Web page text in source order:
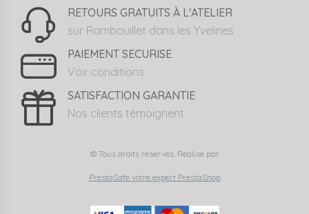
RETOURS GRATUITS À L'ATELIER
sur Rambouillet dans les Yvelines
PAIEMENT SECURISE
Voir conditions
SATISFACTION GARANTIE
Nos clients témoignent
© Tous droits réservés. Réalisé par
PrestaSafe votre expert PrestaShop